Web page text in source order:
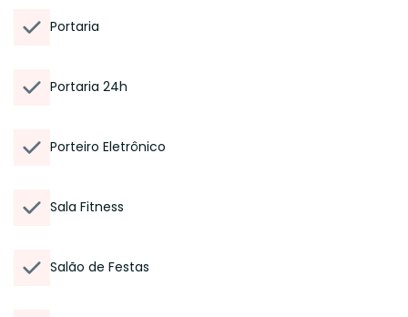
Portaria
Portaria 24h
Porteiro Eletrônico
Sala Fitness
Salão de Festas